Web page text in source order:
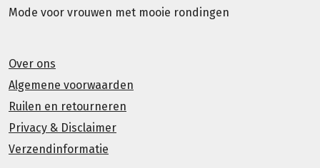
Mode voor vrouwen met mooie rondingen
Over ons
Algemene voorwaarden
Ruilen en retourneren
Privacy & Disclaimer
Verzendinformatie